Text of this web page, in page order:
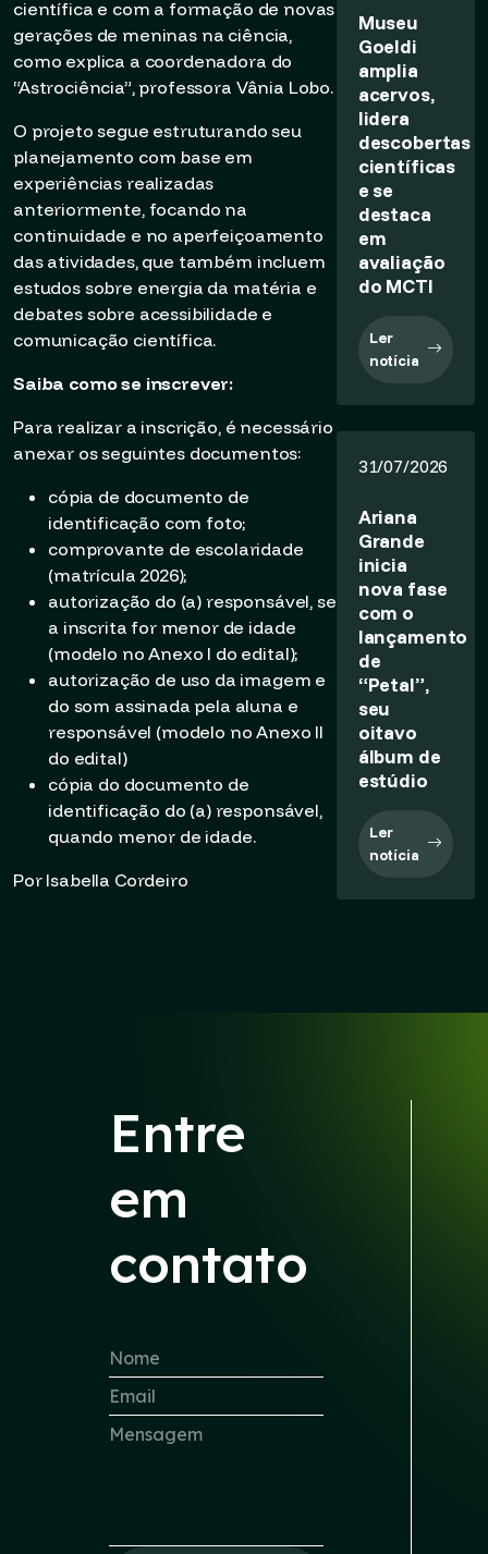
científica e com a formação de novas
gerações de meninas na ciência,
como explica a coordenadora do
“Astrociência”, professora Vânia Lobo.
O projeto segue estruturando seu
planejamento com base em
experiências realizadas
anteriormente, focando na
continuidade e no aperfeiçoamento
das atividades, que também incluem
estudos sobre energia da matéria e
debates sobre acessibilidade e
comunicação científica.
Saiba como se inscrever:
Para realizar a inscrição, é necessário
anexar os seguintes documentos:
cópia de documento de
identificação com foto;
comprovante de escolaridade
(matrícula 2026);
autorização do (a) responsável, se
a inscrita for menor de idade
(modelo no Anexo I do edital);
autorização de uso da imagem e
do som assinada pela aluna e
responsável (modelo no Anexo II
do edital)
cópia do documento de
identificação do (a) responsável,
quando menor de idade.
Por Isabella Cordeiro
Museu
Goeldi
amplia
acervos,
lidera
descobertas
científicas
e se
destaca
em
avaliação
do MCTI
Ler
notícia
31/07/2026
Ariana
Grande
inicia
nova fase
com o
lançamento
de
“Petal”,
seu
oitavo
álbum de
estúdio
Ler
notícia
Entre
em
contato